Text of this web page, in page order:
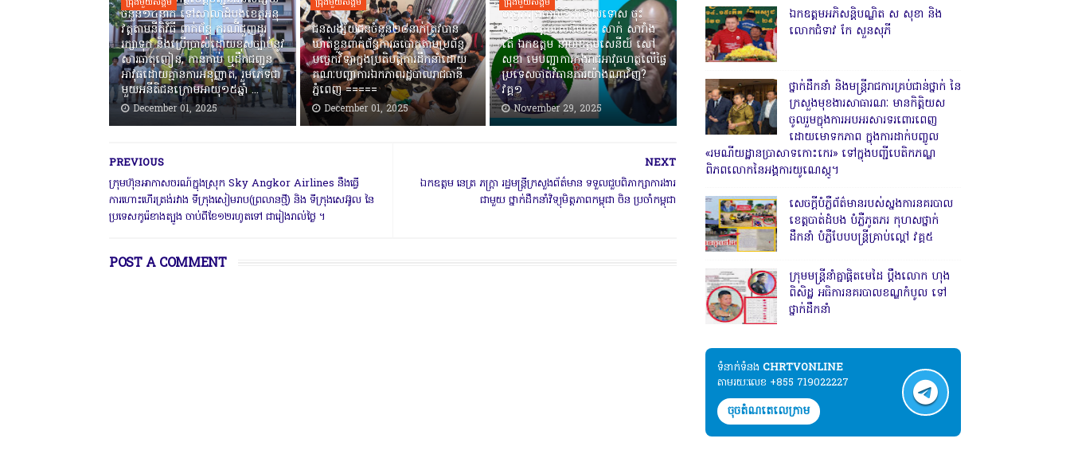
ចំនួន១៤នាក់ ទៅសាលាដំបូងខេត្តឣនុ
វត្តតាមនីតិវិធី ពាក់ព័ន្ធ ករណីជួញដូរ
រក្សាទុក និងប្រើប្រាស់ដោយខុសច្បាប់នូវ
សារធាតុញៀន, កាន់កាប់ ឬដឹកជញ្ជូន
អាវុធដោយគ្មានការអនុញ្ញាត, រួមភេទជា
មួយអនីតិជនក្រោមអាយុ១៥ឆ្នាំ ...
December 01, 2025
ជនសង្ស័យជនចំនួន២៨នាក់ត្រូវបាន
ឃាត់ខ្លួនពាក់ព័ន្ធការឆបោកតាមប្រព័ន្ធ
បច្ចេកវិទ្យាក្នុងប្រតិបត្តិការដឹកនាំដោយ
គណៈបញ្ជាការឯកភាពរដ្ឋបាលរាជធានី
ភ្នំពេញ ‎=====
December 01, 2025
បង្វែររឿងធ្វើលិខិតថ្កោលទោស ចុះ
លោក ឧត្តមសេនីយ៍ត្រី សាក់ សារាំង
តើ ឯកឧត្តម នាយឧត្តមសេនីយ៍ សៅ
សុខា មេបញ្ជាការកងរាជអាវុធហត្ថលើផ្ទៃ
ប្រទេសចាត់វិធានការយ៉ាងណាវិញ?
វគ្គ១
November 29, 2025
NEXT
ឯកឧត្តម នេត្រ ភក្ត្រា រដ្ឋមន្រ្តីក្រសួងព័ត៌មាន ទទួលជួបពិភាក្សាការងារ
ជាមួយ ថ្នាក់ដឹកនាំវិទ្យុមិត្តភាពកម្ពុជា ចិន ប្រចាំកម្ពុជា
PREVIOUS
ក្រុមហ៊ុនអាកាសចរណ៍ក្នុងស្រុក Sky Angkor Airlines នឹងធ្វេី
ការហោះហេីរត្រង់រវាង ទីក្រុងសៀមរាប(ព្រលានថ្មី) និង ទីក្រុងសេអ៊ូល នៃ
ប្រទេសកូរ៉េខាងត្បូង ចាប់ពីខែ១២រហូតទៅ ជារៀងរាល់ថ្ងៃ ។
POST A COMMENT
ឯកឧត្តមអភិសន្តិបណ្ឌិត ស សុខា និង
លោកជំទាវ កែ សួនសុភី
ថ្នាក់ដឹកនាំ និងមន្ត្រីរាជការគ្រប់ជាន់ថ្នាក់ នៃ
ក្រសួងមុខងារសាធារណៈ មានកិត្តិយស
ចូលរួមក្នុងការអបអរសារទរពោរពេញ
ដោយមោទកភាព ក្នុងការដាក់បញ្ចូល
«រមណីយដ្ឋានប្រាសាទកោះកេរ» ទៅក្នុងបញ្ជីបេតិកភណ្ឌ
ពិភពលោកនៃអង្គការយូណេស្កូ។
សេចក្តីបំភ្លឺព័ត៌មានរបស់ស្នងការនគរបាល
ខេត្តបាត់ដំបង បំភ្លឺភូតភរ កុហសថ្នាក់
ដឹកនាំ បំភ្លឺបែបបន្ត្រីគ្រាប់ល្ពៅ វគ្គ៥
ក្រុមមន្ត្រីនាំគ្នាផ្ដិតមេដៃ ប្ដឹងលោក ហុង
ពិសិដ្ឋ អធិការនគរបាលខណ្ឌកំបូល ទៅ
ថ្នាក់ដឹកនាំ
ទំនាក់ទំនង​​ CHRTVONLINE
តាមរយៈលេខ +855 719022227
ចុចតំណតេលេក្រាម